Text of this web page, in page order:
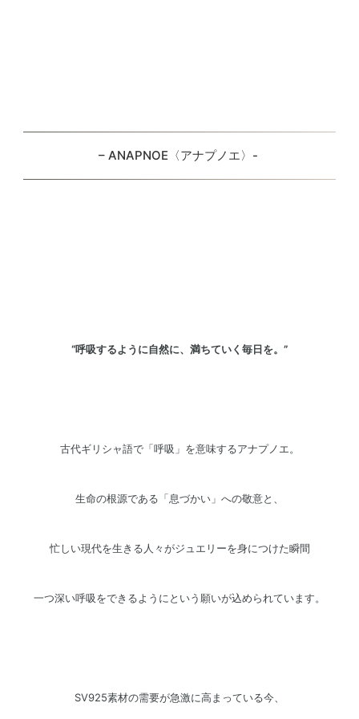
– ANAPNOE〈アナプノエ〉-
“呼吸するように自然に、満ちていく毎日を。”
古代ギリシャ語で「呼吸」を意味するアナプノエ。
生命の根源である「息づかい」への敬意と、
忙しい現代を生きる人々がジュエリーを身につけた瞬間
一つ深い呼吸をできるようにという願いが込められています。
SV925素材の需要が急激に高まっている今、